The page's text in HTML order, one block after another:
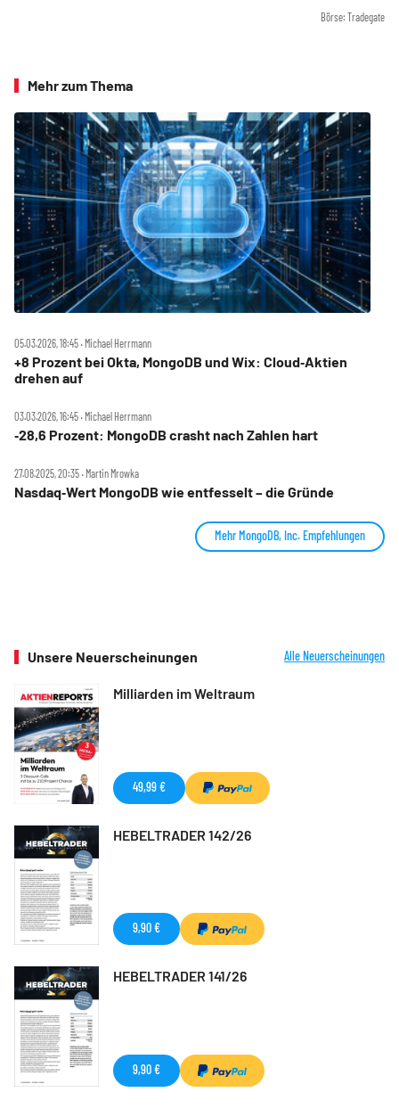
Börse: Tradegate
Mehr zum Thema
05.03.2026, 18:45 ‧ Michael Herrmann
+8 Prozent bei Okta, MongoDB und Wix: Cloud‑Aktien
drehen auf
03.03.2026, 16:45 ‧ Michael Herrmann
‑28,6 Prozent: MongoDB crasht nach Zahlen hart
27.08.2025, 20:35 ‧ Martin Mrowka
Nasdaq‑Wert MongoDB wie entfesselt – die Gründe
Mehr MongoDB, Inc. Empfehlungen
Unsere Neuerscheinungen Alle Neuerscheinungen
Milliarden im Weltraum
49,99 €
HEBELTRADER 142/26
9,90 €
HEBELTRADER 141/26
9,90 €